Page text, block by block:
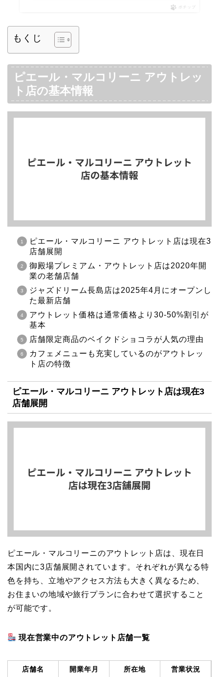
ポチップ
もくじ
ピエール・マルコリーニ アウトレッ
ト店の基本情報
ピエール・マルコリーニ アウトレット店は現在3
店舗展開
御殿場プレミアム・アウトレット店は2020年開
業の老舗店舗
ジャズドリーム長島店は2025年4月にオープンし
た最新店舗
アウトレット価格は通常価格より30-50%割引が
基本
店舗限定商品のベイクドショコラが人気の理由
カフェメニューも充実しているのがアウトレッ
ト店の特徴
ピエール・マルコリーニ アウトレット店は現在3
店舗展開
ピエール・マルコリーニのアウトレット店は、現在日
本国内に3店舗展開されています。それぞれが異なる特
色を持ち、立地やアクセス方法も大きく異なるため、
お住まいの地域や旅行プランに合わせて選択すること
が可能です。
現在営業中のアウトレット店舗一覧
店舗名 開業年月 所在地 営業状況